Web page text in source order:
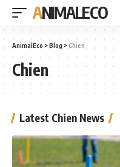
ANIMALECO
AnimalEco >Blog >Chien
Chien
Latest Chien News